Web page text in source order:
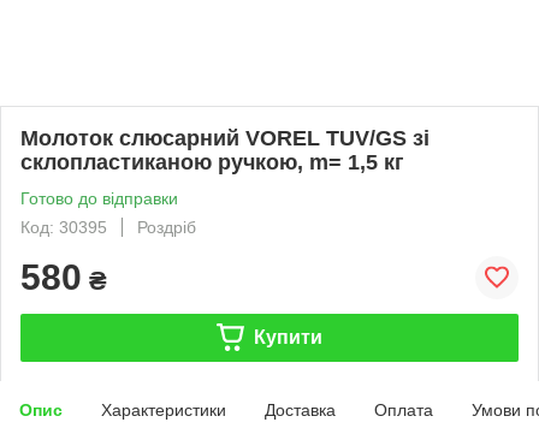
Молоток слюсарний VOREL TUV/GS зі
склопластиканою ручкою, m= 1,5 кг
Готово до відправки
Код: 30395
Роздріб
580 ₴
Купити
Опис Характеристики Доставка Оплата Умови